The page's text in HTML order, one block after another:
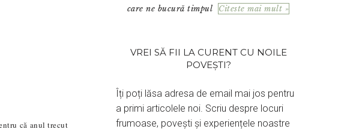
că anul trecut
care ne bucură timpul Citeste mai mult »
VREI SĂ FII LA CURENT CU NOILE
POVEȘTI?
Îți poți lăsa adresa de email mai jos pentru
a primi articolele noi. Scriu despre locuri
frumoase, povești și experiențele noastre